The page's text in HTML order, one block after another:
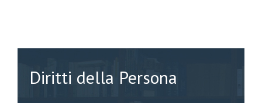
Diritti della Persona